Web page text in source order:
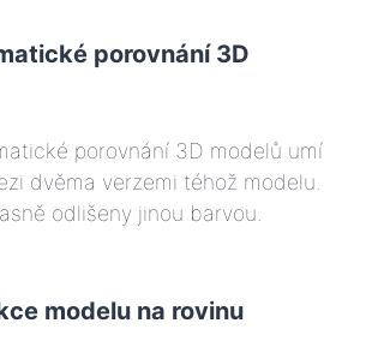
porovnání 3D
porovnání 3D modelů umí
dvěma verzemi téhož modelu.
odlišeny jinou barvou.
modelu na rovinu